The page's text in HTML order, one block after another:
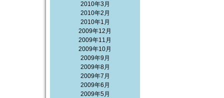
2010年3月
2010年2月
2010年1月
2009年12月
2009年11月
2009年10月
2009年9月
2009年8月
2009年7月
2009年6月
2009年5月